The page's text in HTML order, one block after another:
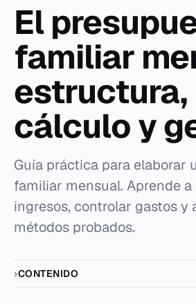
El
familiar
estructura,
cálculo y
Guía práctica para elaborar
familiar mensual. Aprende
ingresos, controlar gastos y
métodos probados.
CONTENIDO